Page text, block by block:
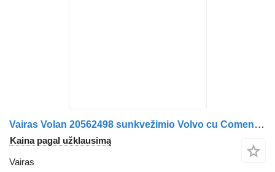
Vairas Volan 20562498 sunkvežimio Volvo cu Comenzi Integrate pentru Radio 20562498 20562465
Kaina pagal užklausimą
Vairas